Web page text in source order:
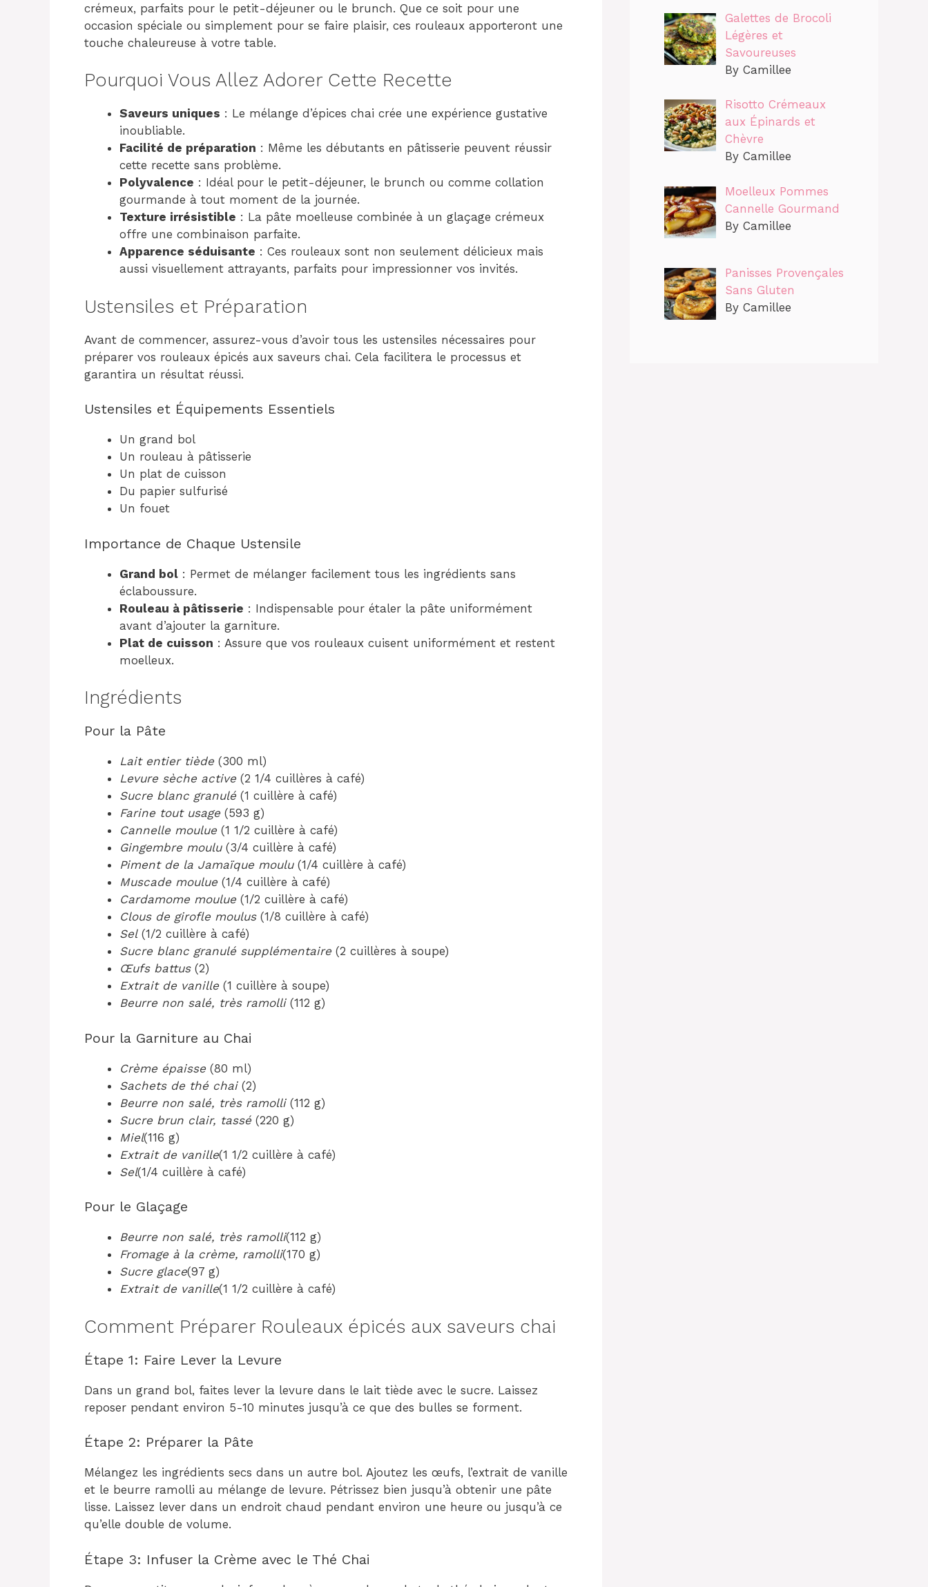
crémeux, parfaits pour le petit-déjeuner ou le brunch. Que ce soit pour une
occasion spéciale ou simplement pour se faire plaisir, ces rouleaux apporteront une
touche chaleureuse à votre table.
Pourquoi Vous Allez Adorer Cette Recette
Saveurs uniques : Le mélange d’épices chai crée une expérience gustative
inoubliable.
Facilité de préparation : Même les débutants en pâtisserie peuvent réussir
cette recette sans problème.
Polyvalence : Idéal pour le petit-déjeuner, le brunch ou comme collation
gourmande à tout moment de la journée.
Texture irrésistible : La pâte moelleuse combinée à un glaçage crémeux
offre une combinaison parfaite.
Apparence séduisante : Ces rouleaux sont non seulement délicieux mais
aussi visuellement attrayants, parfaits pour impressionner vos invités.
Ustensiles et Préparation
Avant de commencer, assurez-vous d’avoir tous les ustensiles nécessaires pour
préparer vos rouleaux épicés aux saveurs chai. Cela facilitera le processus et
garantira un résultat réussi.
Ustensiles et Équipements Essentiels
Un grand bol
Un rouleau à pâtisserie
Un plat de cuisson
Du papier sulfurisé
Un fouet
Importance de Chaque Ustensile
Grand bol : Permet de mélanger facilement tous les ingrédients sans
éclaboussure.
Rouleau à pâtisserie : Indispensable pour étaler la pâte uniformément
avant d’ajouter la garniture.
Plat de cuisson : Assure que vos rouleaux cuisent uniformément et restent
moelleux.
Ingrédients
Pour la Pâte
Lait entier tiède (300 ml)
Levure sèche active (2 1/4 cuillères à café)
Sucre blanc granulé (1 cuillère à café)
Farine tout usage (593 g)
Cannelle moulue (1 1/2 cuillère à café)
Gingembre moulu(3/4 cuillère à café)
Piment de la Jamaïque moulu(1/4 cuillère à café)
Muscade moulue (1/4 cuillère à café)
Cardamome moulue (1/2 cuillère à café)
Clous de girofle moulus(1/8 cuillère à café)
Sel(1/2 cuillère à café)
Sucre blanc granulé supplémentaire (2 cuillères à soupe)
Œufs battus(2)
Extrait de vanille (1 cuillère à soupe)
Beurre non salé, très ramolli(112 g)
Pour la Garniture au Chai
Crème épaisse (80 ml)
Sachets de thé chai(2)
Beurre non salé, très ramolli(112 g)
Sucre brun clair, tassé (220 g)
Miel(116 g)
Extrait de vanille(1 1/2 cuillère à café)
Sel(1/4 cuillère à café)
Pour le Glaçage
Beurre non salé, très ramolli(112 g)
Fromage à la crème, ramolli(170 g)
Sucre glace(97 g)
Extrait de vanille(1 1/2 cuillère à café)
Comment Préparer Rouleaux épicés aux saveurs chai
Étape 1: Faire Lever la Levure
Dans un grand bol, faites lever la levure dans le lait tiède avec le sucre. Laissez
reposer pendant environ 5-10 minutes jusqu’à ce que des bulles se forment.
Étape 2: Préparer la Pâte
Mélangez les ingrédients secs dans un autre bol. Ajoutez les œufs, l’extrait de vanille
et le beurre ramolli au mélange de levure. Pétrissez bien jusqu’à obtenir une pâte
lisse. Laissez lever dans un endroit chaud pendant environ une heure ou jusqu’à ce
qu’elle double de volume.
Étape 3: Infuser la Crème avec le Thé Chai
Galettes de Brocoli
Légères et
Savoureuses
By Camillee
Risotto Crémeaux
aux Épinards et
Chèvre
By Camillee
Moelleux Pommes
Cannelle Gourmand
By Camillee
Panisses Provençales
Sans Gluten
By Camillee